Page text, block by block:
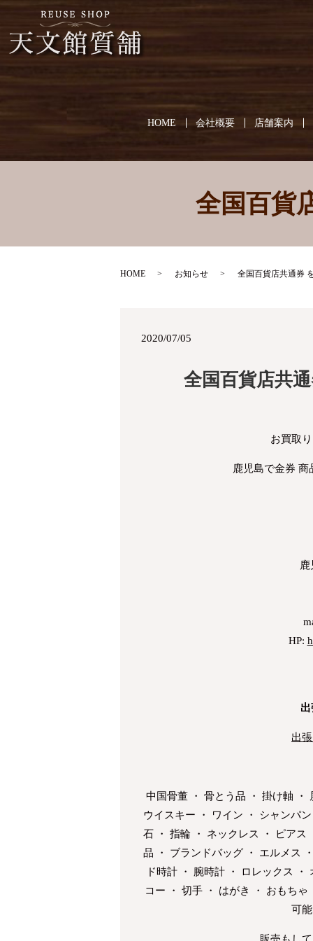
HOME 会社概要 店舗案内
全国百貨
HOME お知らせ 全国百貨店共通券
2020/07/05
全国百貨店共
お買取
鹿児島で金券 商
鹿
HP:
出
中国骨董 ・ 骨とう品 ・ 掛け軸 ・
ウイスキー ・ ワイン ・ シャンパ
石 ・ 指輪 ・ ネックレス ・ ピアス
品 ・ ブランドバッグ ・ エルメス
ド時計 ・ 腕時計 ・ ロレックス
コー ・ 切手 ・ はがき ・ おもち
可